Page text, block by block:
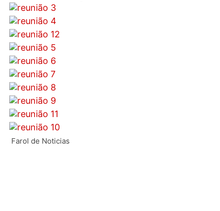
Farol de Noticias